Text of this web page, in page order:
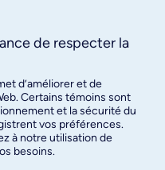
de respecter la
d’améliorer et de
Certains témoins sont
et la sécurité du
vos préférences.
à notre utilisation de
besoins.